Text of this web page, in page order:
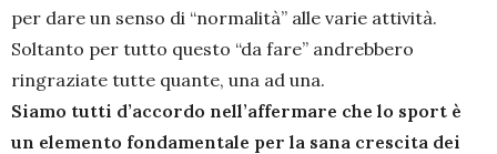
per dare un senso di “normalità” alle varie attività.
Soltanto per tutto questo “da fare” andrebbero
ringraziate tutte quante, una ad una.
Siamo tutti d’accordo nell’affermare che lo sport è
un elemento fondamentale per la sana crescita dei